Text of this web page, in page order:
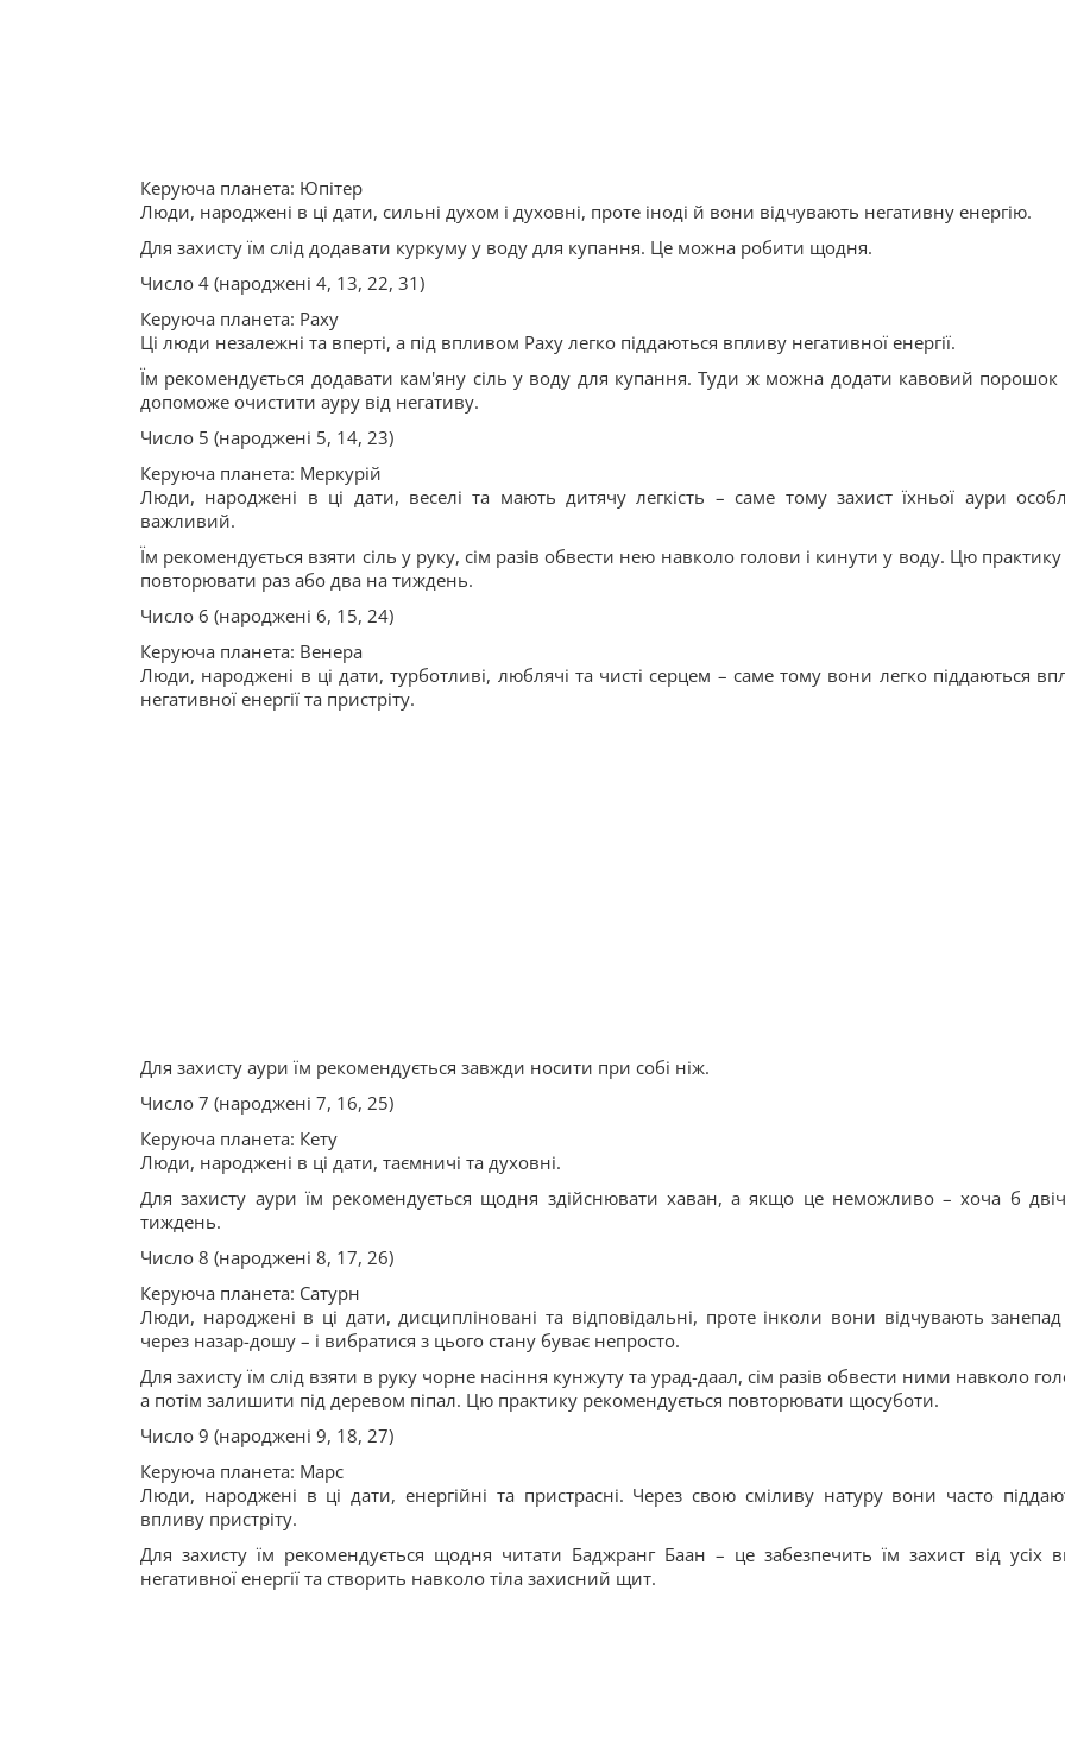
Керуюча планета: Юпітер
Люди, народжені в ці дати, сильні духом і духовні, проте іноді й вони відчувають негативну енергію.
Для захисту їм слід додавати куркуму у воду для купання. Це можна робити щодня.
Число 4 (народжені 4, 13, 22, 31)
Керуюча планета: Раху
Ці люди незалежні та вперті, а під впливом Раху легко піддаються впливу негативної енергії.
Їм рекомендується додавати кам'яну сіль у воду для купання. Туди ж можна додати кавовий порошок
допоможе очистити ауру від негативу.
Число 5 (народжені 5, 14, 23)
Керуюча планета: Меркурій
Люди, народжені в ці дати, веселі та мають дитячу легкість – саме тому захист їхньої аури
важливий.
Їм рекомендується взяти сіль у руку, сім разів обвести нею навколо голови і кинути у воду. Цю практику
повторювати раз або два на тиждень.
Число 6 (народжені 6, 15, 24)
Керуюча планета: Венера
Люди, народжені в ці дати, турботливі, люблячі та чисті серцем – саме тому вони легко піддаються
негативної енергії та пристріту.
Для захисту аури їм рекомендується завжди носити при собі ніж.
Число 7 (народжені 7, 16, 25)
Керуюча планета: Кету
Люди, народжені в ці дати, таємничі та духовні.
Для захисту аури їм рекомендується щодня здійснювати хаван, а якщо це неможливо – хоча б
тиждень.
Число 8 (народжені 8, 17, 26)
Керуюча планета: Сатурн
Люди, народжені в ці дати, дисципліновані та відповідальні, проте інколи вони відчувають
через назар-дошу – і вибратися з цього стану буває непросто.
Для захисту їм слід взяти в руку чорне насіння кунжуту та урад-даал, сім разів обвести ними навколо
а потім залишити під деревом піпал. Цю практику рекомендується повторювати щосуботи.
Число 9 (народжені 9, 18, 27)
Керуюча планета: Марс
Люди, народжені в ці дати, енергійні та пристрасні. Через свою сміливу натуру вони часто
впливу пристріту.
Для захисту їм рекомендується щодня читати Баджранг Баан – це забезпечить їм захист від усіх
негативної енергії та створить навколо тіла захисний щит.